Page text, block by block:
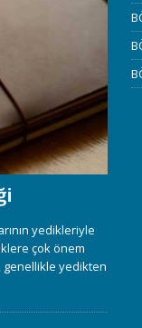
yedikleriyle
çok önem
yedikten